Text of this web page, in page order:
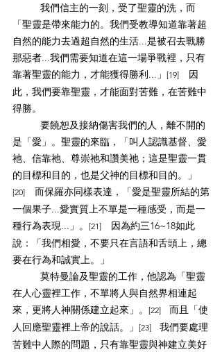
我們信主的一刻，受了聖靈的洗，而
「聖靈是帶來能力的。我們受教導知道靠著超
自然的能力去過超自然的生活...是被召去戰勝
那惡者...我們需要知道在這一場爭戰裡，只有
靠著聖靈的能力，才能獲得勝利...」 [19] 因
此，我們要靠聖靈，才能面對苦難，在苦難中
得勝。
要饒恕及接納傷害我們的人，離不開的
是「愛」。聖靈的來臨，「叫人認識基督、愛
祂、信靠祂、尊崇祂和讚美祂；這是聖靈一貫
的目標和目的，也是父神的目標和目的。」
[20] 而保羅亦同樣表達，「愛是聖靈所結的第
一個果子...愛實質上不單是一種感受，而是一
種行為表現...」。 [21] 因為約三16~18如此
說：「我們相愛，不要只在言語和舌頭上，總
要在行為和誠實上。」
莫特曼論及聖靈的工作，他認為「聖靈
在人心靈裡工作，不單將人與自然界相連起
來，更將人神關係建立起來」。 [22]
而且「使
人回應聖靈裡上帝的說話。」 [23] 我們要處理
苦難中人際的問題，只有靠聖靈與神建立美好